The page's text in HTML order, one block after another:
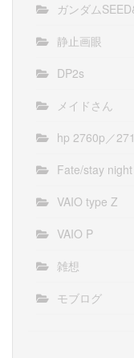
ガンダム
静止画眼
DP2s
メイドさん
hp 2760p／
Fate/stay night
VAIO type Z
VAIO P
雑想
モブログ